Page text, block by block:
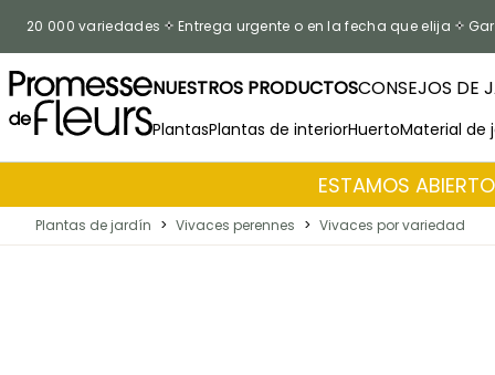
20 000 variedades Entrega urgente o en la fecha que elija
NUESTROS PRODUCTOSCONSEJOS DE
PlantasPlantas de interiorHuertoMaterial de
ESTAMOS
Plantas de jardín > Vivaces perennes > Vivaces por variedad